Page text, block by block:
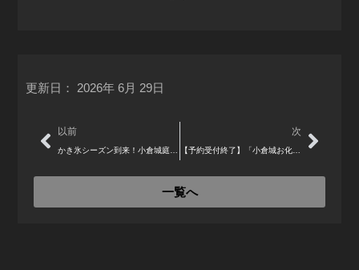
更新日： 2026年 6月 29日
Prev
以前
かき氷シーズン到来！小倉城庭園の立礼席で「抹茶づくしのかき氷」が登場 7月1日から
次
【予約受付終了】「小倉城お化け屋敷 2026 〜散りぬべき時〜」7月31日から開催
Next
一覧へ